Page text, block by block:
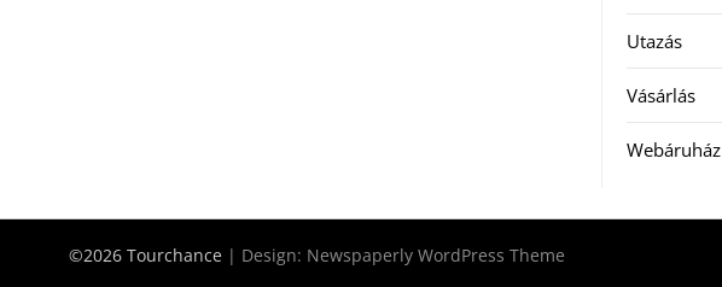
Utazás
Vásárlás
Webáruház
©2026 Tourchance | Design: Newspaperly WordPress Theme